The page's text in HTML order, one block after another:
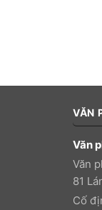
VĂN
Văn
Văn
81
Cố